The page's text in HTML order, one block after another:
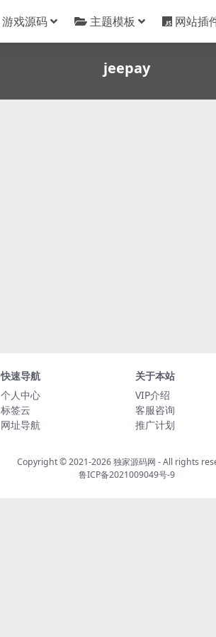
游戏源码 主题模板 网站插
jeepay
快速导航
个人中心
标签云
网址导航
关于本站
VIP介绍
客服咨询
推广计划
Copyright © 2021-2026独家源码网 - All rights
鲁ICP备2021009049号-9